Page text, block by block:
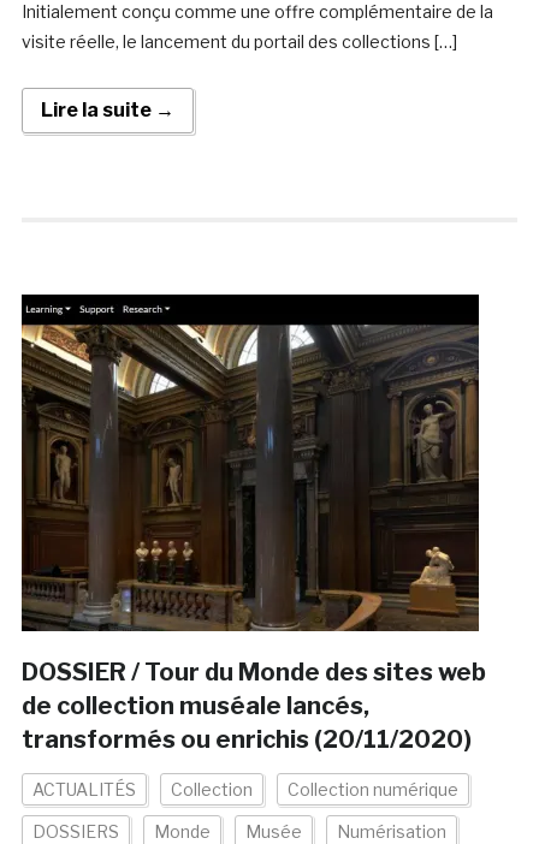
Initialement conçu comme une offre complémentaire de la
visite réelle, le lancement du portail des collections […]
Lire la suite →
DOSSIER / Tour du Monde des sites web
de collection muséale lancés,
transformés ou enrichis (20/11/2020)
ACTUALITÉS Collection Collection numérique
DOSSIERS Monde Musée Numérisation